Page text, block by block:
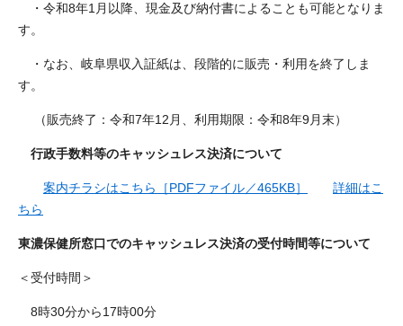
・令和8年1月以降、現金及び納付書によることも可能となりま
す。
・なお、岐阜県収入証紙は、段階的に販売・利用を終了しま
す。
（販売終了：令和7年12月、利用期限：令和8年9月末）
行政手数料等のキャッシュレス決済について
案内チラシはこちら［PDFファイル／465KB］
詳細はこ
ちら
東濃保健所窓口でのキャッシュレス決済の受付時間等について
＜受付時間＞
8時30分から17時00分